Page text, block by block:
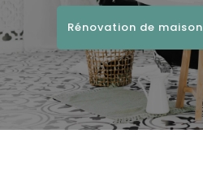
Rénovation de maison